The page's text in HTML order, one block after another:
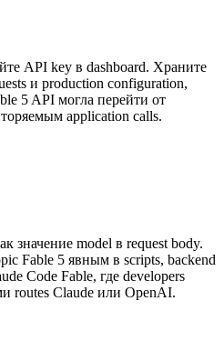
API key в dashboard. Храните
и production configuration,
5 API могла перейти от
application calls.
значение model в request body.
Fable 5 явным в scripts, backend
Code Fable, где developers
routes Claude или OpenAI.